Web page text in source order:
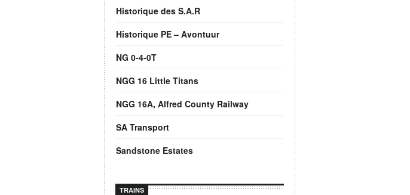
Historique des S.A.R
Historique PE – Avontuur
NG 0-4-0T
NGG 16 Little Titans
NGG 16A, Alfred County Railway
SA Transport
Sandstone Estates
TRAINS